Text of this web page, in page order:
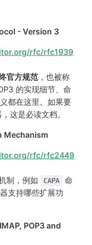
- Version 3
rfc/rfc1939
官方规范，也被称
的实现细节、命
都在这里。如果要
这是必读文档。
Mechanism
rfc/rfc2449
制，例如 CAPA
命
支持哪些扩展功
POP3 and